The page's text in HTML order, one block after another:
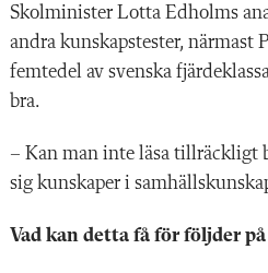
Skolminister Lotta Edholms
andra kunskapstester, närmast
femtedel av svenska
bra.
– Kan man inte läsa tillräckligt
sig kunskaper i
Vad kan detta få för följder